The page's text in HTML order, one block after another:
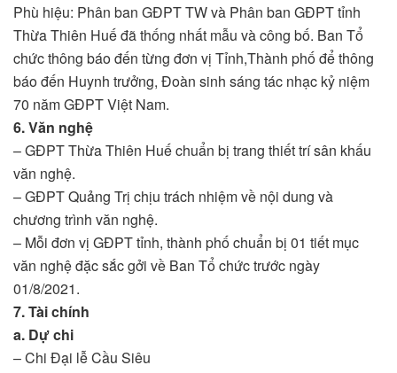
Phù hiệu: Phân ban GĐPT TW và Phân ban GĐPT tỉnh
Thừa Thiên Huế đã thống nhất mẫu và công bố. Ban Tổ
chức thông báo đến từng đơn vị Tỉnh,Thành phố để thông
báo đến Huynh trưởng, Đoàn sinh sáng tác nhạc kỷ niệm
70 năm GĐPT Việt Nam.
6. Văn nghệ
– GĐPT Thừa Thiên Huế chuẩn bị trang thiết trí sân khấu
văn nghệ.
– GĐPT Quảng Trị chịu trách nhiệm về nội dung và
chương trình văn nghệ.
– Mỗi đơn vị GĐPT tỉnh, thành phố chuẩn bị 01 tiết mục
văn nghệ đặc sắc gởi về Ban Tổ chức trước ngày
01/8/2021.
7. Tài chính
a. Dự chi
– Chi Đại lễ Cầu Siêu